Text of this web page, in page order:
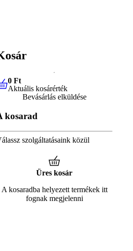
0 FtAktuális kosárérték
0 Ft
Aktuális kosárérték
Bevásárlás elküldése
kosarad
szolgáltatásaink közül
Üres kosár
A kosaradba helyezett termékek itt
fognak megjelenni